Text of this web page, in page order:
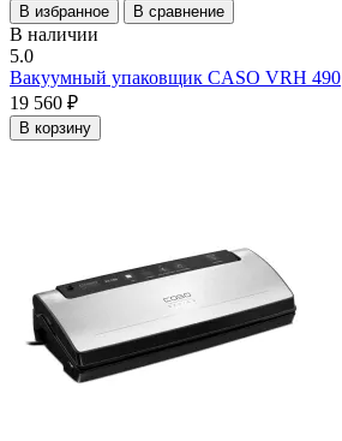
В избранное В сравнение
В наличии
5.0
Вакуумный упаковщик CASO VRH 490
19 560 ₽
В корзину